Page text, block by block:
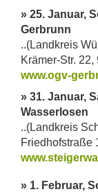
» 25. Januar,
Gerbrunn
..(Landkreis
Krämer-Str.
www.ogv-
» 31. Januar,
Wasserlosen
..(Landkreis
Friedhofstraße
» 1. Februar,